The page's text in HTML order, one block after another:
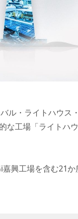
ル・ライトハウス
な工場「ライトハ
興工場を含む21